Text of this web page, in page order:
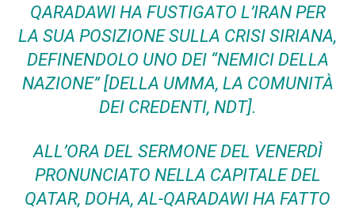
QARADAWI HA FUSTIGATO L’IRAN PER
LA SUA POSIZIONE SULLA CRISI SIRIANA,
DEFINENDOLO UNO DEI “NEMICI DELLA
NAZIONE” [DELLA UMMA, LA COMUNITÀ
DEI CREDENTI, NDT].
ALL’ORA DEL SERMONE DEL VENERDÌ
PRONUNCIATO NELLA CAPITALE DEL
QATAR, DOHA, AL-QARADAWI HA FATTO